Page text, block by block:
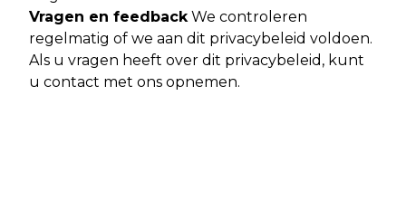
Vragen en feedbackWe controleren
regelmatig of we aan dit privacybeleid voldoen.
Als u vragen heeft over dit privacybeleid, kunt
u contact met ons opnemen.